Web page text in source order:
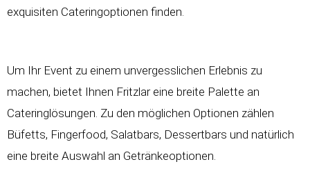
exquisiten Cateringoptionen finden.
Um Ihr Event zu einem unvergesslichen Erlebnis zu
machen, bietet Ihnen Fritzlar eine breite Palette an
Cateringlösungen. Zu den möglichen Optionen zählen
Büfetts, Fingerfood, Salatbars, Dessertbars und natürlich
eine breite Auswahl an Getränkeoptionen.